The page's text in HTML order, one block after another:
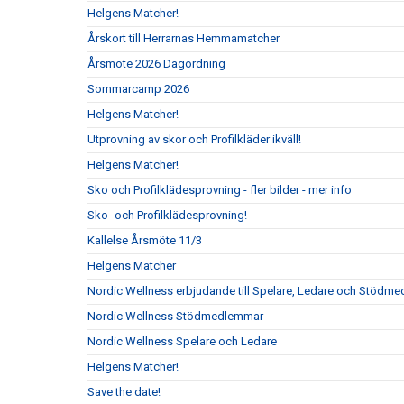
Helgens Matcher!
Årskort till Herrarnas Hemmamatcher
Årsmöte 2026 Dagordning
Sommarcamp 2026
Helgens Matcher!
Utprovning av skor och Profilkläder ikväll!
Helgens Matcher!
Sko och Profilklädesprovning - fler bilder - mer info
Sko- och Profilklädesprovning!
Kallelse Årsmöte 11/3
Helgens Matcher
Nordic Wellness erbjudande till Spelare, Ledare och
Nordic Wellness Stödmedlemmar
Nordic Wellness Spelare och Ledare
Helgens Matcher!
Save the date!